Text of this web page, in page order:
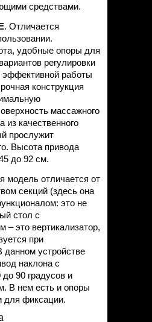
средствами.
. Отличается
удобные опоры для
регулировки
эффективной работы
конструкция
массажного
из качественного
прослужит
Высота привода
до 92 см.
модель отличается от
секций (здесь она
это не
стол с
– это вертикализатор,
при
данном устройстве
наклона с
90 градусов и
В нем есть и опоры
для фиксации.